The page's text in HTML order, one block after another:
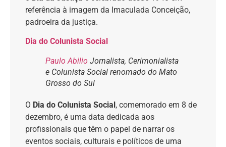
referência à imagem da Imaculada Conceição,
padroeira da justiça.
Dia do Colunista Social
Paulo Abilio Jornalista, Cerimonialista
e Colunista Social renomado do Mato
Grosso do Sul
O Dia do Colunista Social , comemorado em 8 de
dezembro, é uma data dedicada aos
profissionais que têm o papel de narrar os
eventos sociais, culturais e políticos de uma